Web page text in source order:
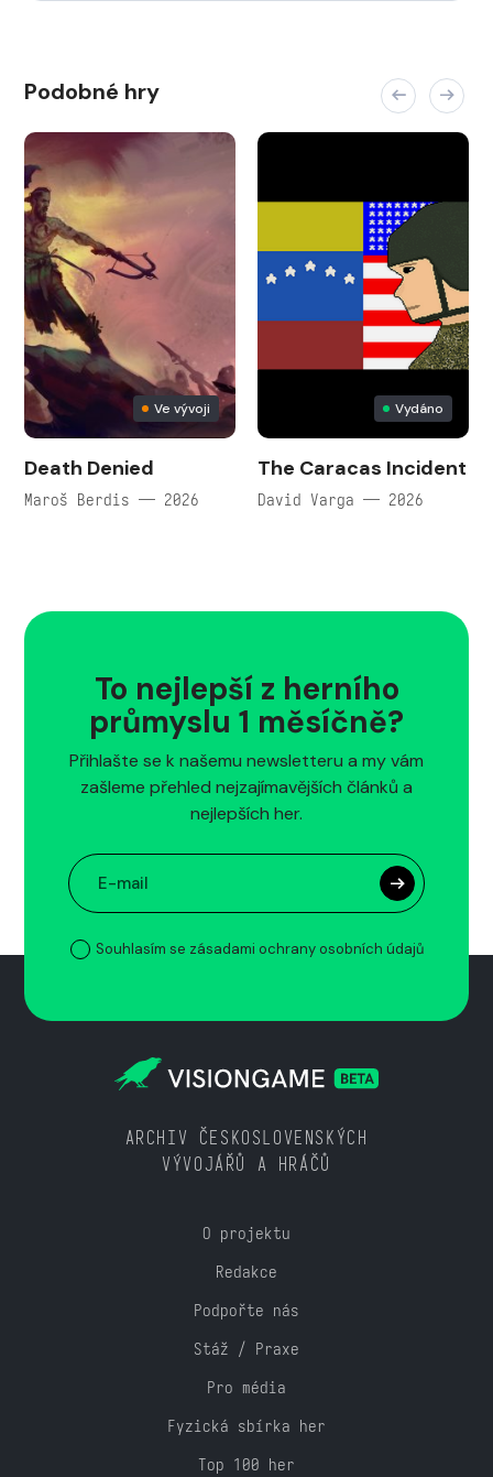
Podobné hry
Ve vývoji
Death Denied
Maroš Berdis — 2026
Vydáno
The Caracas Incident
David Varga — 2026
To nejlepší z herního
průmyslu 1 měsíčně?
Přihlašte se k našemu newsletteru a my vám
zašleme přehled nejzajímavějších článků a
nejlepších her.
Souhlasím se zásadami ochrany osobních údajů
ARCHIV ČESKOSLOVENSKÝCH
VÝVOJÁŘŮ A HRÁČŮ
O projektu
Redakce
Podpořte nás
Stáž / Praxe
Pro média
Fyzická sbírka her
Top 100 her